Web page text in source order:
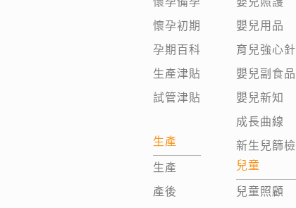
懷孕初期
孕期百科
生產津貼
試管津貼
生產
生產
產後
嬰兒用品
育兒強心針
嬰兒副食品
嬰兒新知
成長曲線
新生兒篩檢
兒童
兒童照顧